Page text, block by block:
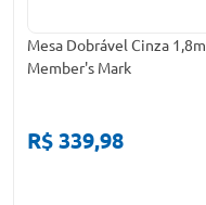
Mesa Dobrável Cinza 1,8m
Member's Mark
R$ 339,98